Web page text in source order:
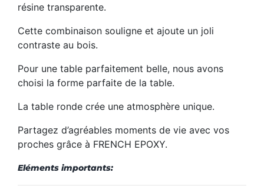
résine transparente.
Cette combinaison souligne et ajoute un joli
contraste au bois.
Pour une table parfaitement belle, nous avons
choisi la forme parfaite de la table.
La table ronde crée une atmosphère unique.
Partagez d’agréables moments de vie avec vos
proches grâce à FRENCH EPOXY.
Eléments importants: